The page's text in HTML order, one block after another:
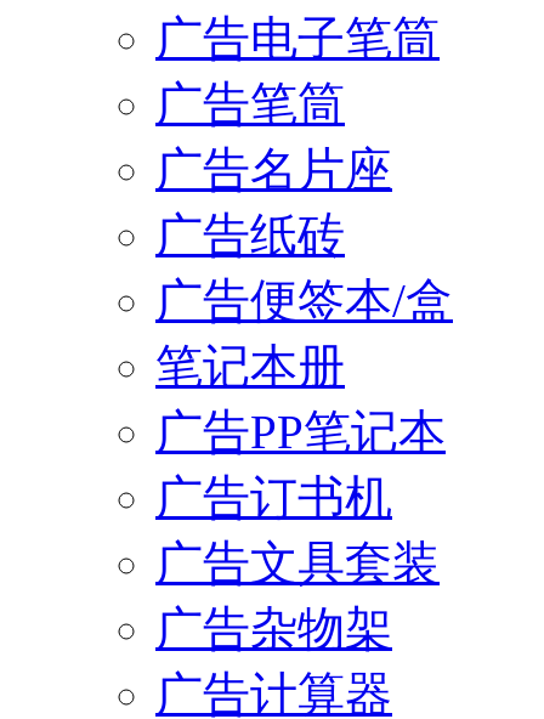
广告电子笔筒
广告笔筒
广告名片座
广告纸砖
广告便签本/盒
笔记本册
广告PP笔记本
广告订书机
广告文具套装
广告杂物架
广告计算器